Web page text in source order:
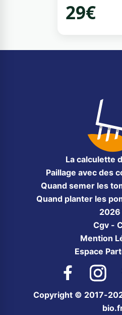
29€
La calculette
Paillage avec des
Quand semer les
Quand planter les
2026
Cgv -
Mention
Espace
Facebook Instagram
Copyright © 2017-